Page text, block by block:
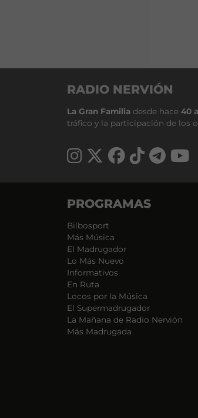
RADIO NERVIÓN
La Gran Familia desde hace 40
tráfico y la participación de los
PROGRAMAS
Bilbosport
Más Música
El Madrugador
Lo Más Nuevo
Informativos
En Ruta
Locos por la Música
El Supermadrugador
La Mañana de Radio Nervión
Más Madrugada